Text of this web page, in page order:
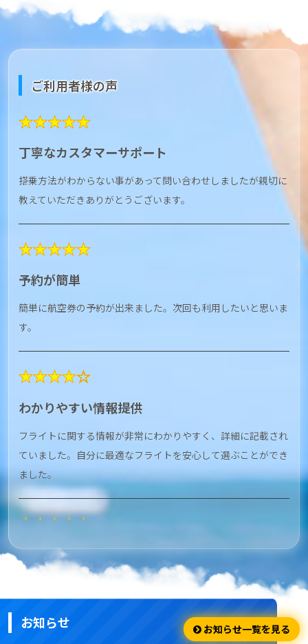
ご利用者様の声
★★★★★
丁寧なカスタマーサポート
搭乗方法がわからない事があって問い合わせしましたが親切に
教えていただきありがとうございます。
★★★★★
予約が簡単
簡単に航空券の予約が出来ました。次回も利用したいと思いま
す。
★★★★☆
わかりやすい情報提供
フライトに関する情報が非常にわかりやすく、詳細に記載され
ていました。自分に最適なフライトを安心して選ぶことができ
ました。
★★★★★
安さ・お得
安くてお得に利用出来ました。
★★★★☆
お知らせ お知らせ一覧を見る